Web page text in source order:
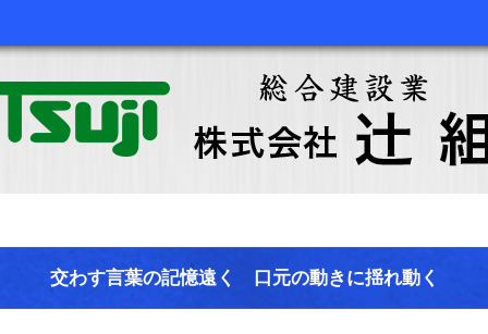
交わす言葉の記憶遠く 口元の動きに揺れ動く